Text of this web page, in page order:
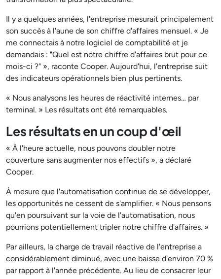
Il y a quelques années, l'entreprise mesurait principalement
son succès à l'aune de son chiffre d'affaires mensuel. « Je
me connectais à notre logiciel de comptabilité et je
demandais : "Quel est notre chiffre d'affaires brut pour ce
mois-ci ?" », raconte Cooper. Aujourd'hui, l'entreprise suit
des indicateurs opérationnels bien plus pertinents.
« Nous analysons les heures de réactivité internes… par
terminal. » Les résultats ont été remarquables.
Les résultats en un coup d'œil
« À l'heure actuelle, nous pouvons doubler notre
couverture sans augmenter nos effectifs », a déclaré
Cooper.
À mesure que l'automatisation continue de se développer,
les opportunités ne cessent de s'amplifier. « Nous pensons
qu'en poursuivant sur la voie de l'automatisation, nous
pourrions potentiellement tripler notre chiffre d'affaires. »
Par ailleurs, la charge de travail réactive de l'entreprise a
considérablement diminué, avec une baisse d'environ 70 %
par rapport à l'année précédente. Au lieu de consacrer leur